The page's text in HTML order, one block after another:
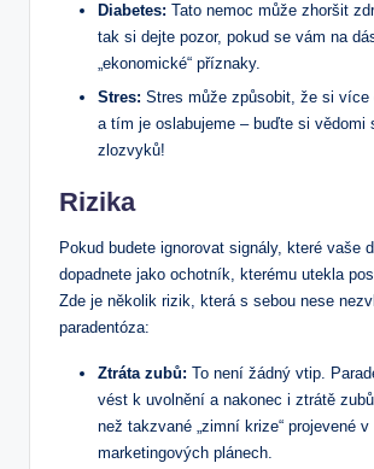
Diabetes: Tato nemoc může zhoršit
tak si dejte pozor, pokud se vám na
„ekonomické“ příznaky.
Stres: Stres může způsobit, že si více
a tím je oslabujeme – buďte si vědomi
zlozvyků!
Rizika
Pokud budete ignorovat signály, které vaše
dopadnete jako ochotník, kterému utekla
Zde je několik rizik, která s sebou nese
paradentóza:
Ztráta zubů: To není žádný vtip.
vést k uvolnění a nakonec i ztrátě
než takzvané „zimní krize“ projevené v
marketingových plánech.